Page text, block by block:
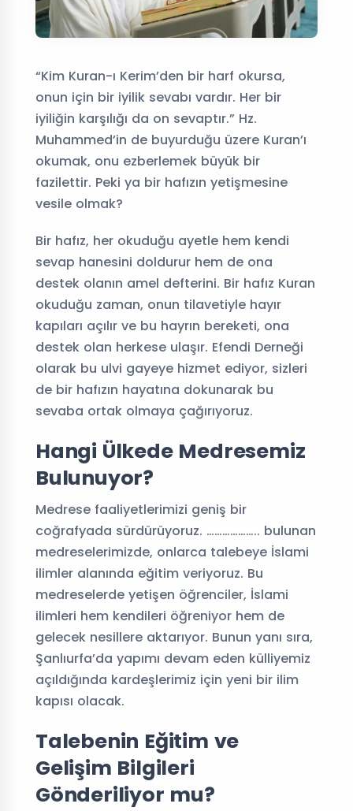
“Kim Kuran-ı Kerim’den bir harf okursa,
onun için bir iyilik sevabı vardır. Her bir
iyiliğin karşılığı da on sevaptır.” Hz.
Muhammed’in de buyurduğu üzere Kuran’ı
okumak, onu ezberlemek büyük bir
fazilettir. Peki ya bir hafızın yetişmesine
vesile olmak?
Bir hafız, her okuduğu ayetle hem kendi
sevap hanesini doldurur hem de ona
destek olanın amel defterini. Bir hafız Kuran
okuduğu zaman, onun tilavetiyle hayır
kapıları açılır ve bu hayrın bereketi, ona
destek olan herkese ulaşır. Efendi Derneği
olarak bu ulvi gayeye hizmet ediyor, sizleri
de bir hafızın hayatına dokunarak bu
sevaba ortak olmaya çağırıyoruz.
Hangi Ülkede Medresemiz
Bulunuyor?
Medrese faaliyetlerimizi geniş bir
coğrafyada sürdürüyoruz. ……………….. bulunan
medreselerimizde, onlarca talebeye İslami
ilimler alanında eğitim veriyoruz. Bu
medreselerde yetişen öğrenciler, İslami
ilimleri hem kendileri öğreniyor hem de
gelecek nesillere aktarıyor. Bunun yanı sıra,
Şanlıurfa’da yapımı devam eden külliyemiz
açıldığında kardeşlerimiz için yeni bir ilim
kapısı olacak.
Talebenin Eğitim ve
Gelişim Bilgileri
Gönderiliyor mu?